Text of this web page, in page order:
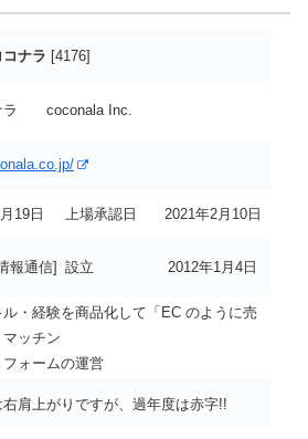
コナラ [4176]
ラ coconala Inc.
19日 上場承認日 2021年2月10日
報通信] 設立 2012年1月4日
・経験を商品化して「EC のように売
ッチン
ォームの運営
肩上がりですが、過年度は赤字!!